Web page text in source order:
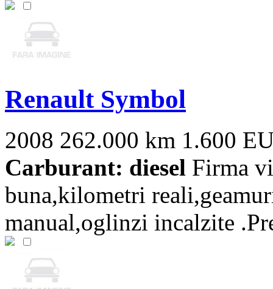
Renault Symbol
2008 262.000 km 1.600
Carburant: diesel Firma
buna,kilometri
manual,oglinzi incalzite